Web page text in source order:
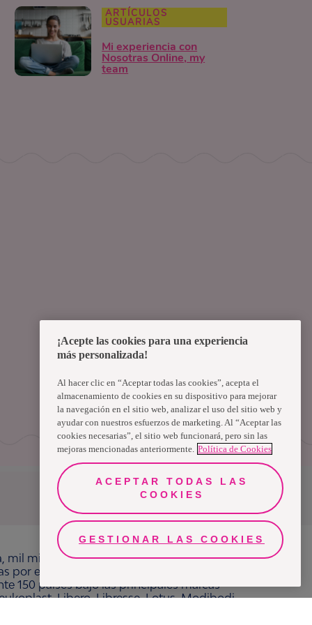
ARTÍCULOS
USUARIAS
Mi experiencia con
Nosotras Online, my
team
Uruguay
mil millones de personas, en todo el mundo,
por el bienestar en beneficio de consumidores,
150 países bajo las principales marcas
Libero, Libresse, Lotus, Modibodi,
¡Acepte las cookies para una experiencia
más personalizada!
Al hacer clic en “Aceptar todas las cookies”, acepta el
almacenamiento de cookies en su dispositivo para mejorar
la navegación en el sitio web, analizar el uso del sitio web y
ayudar con nuestros esfuerzos de marketing. Al “Aceptar las
cookies necesarias”, el sitio web funcionará, pero sin las
mejoras mencionadas anteriormente. Política de Cookies
ACEPTAR TODAS LAS
COOKIES
GESTIONAR LAS COOKIES